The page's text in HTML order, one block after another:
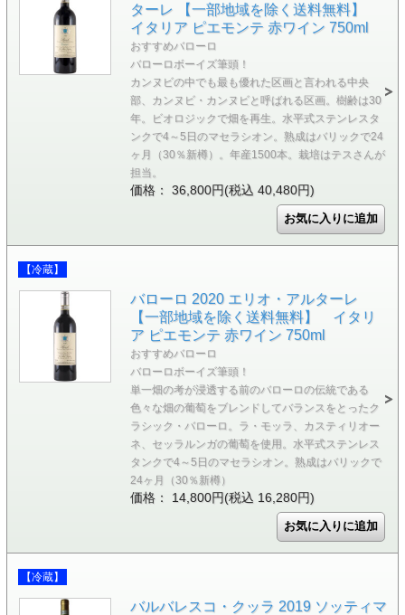
ターレ 【一部地域を除く送料無料】
イタリア ピエモンテ 赤ワイン 750ml
おすすめバローロ
バローロボーイズ筆頭！
カンヌビの中でも最も優れた区画と言われる中央
部、カンヌビ・カンヌビと呼ばれる区画。樹齢は30
年。ビオロジックで畑を再生。水平式ステンレスタ
ンクで4～5日のマセラシオン。熟成はバリックで24
ヶ月（30％新樽）。年産1500本。栽培はテスさんが
担当。
価格： 36,800円(税込 40,480円)
【冷蔵】
バローロ 2020 エリオ・アルターレ
【一部地域を除く送料無料】 イタリ
ア ピエモンテ 赤ワイン 750ml
おすすめバローロ
バローロボーイズ筆頭！
単一畑の考が浸透する前のバローロの伝統である
色々な畑の葡萄をブレンドしてバランスをとったク
ラシック・バローロ。ラ・モッラ、カスティリオー
ネ、セッラルンガの葡萄を使用。水平式ステンレス
タンクで4～5日のマセラシオン。熟成はバリックで
24ヶ月（30％新樽）
価格： 14,800円(税込 16,280円)
【冷蔵】
バルバレスコ・クッラ 2019 ソッティマ